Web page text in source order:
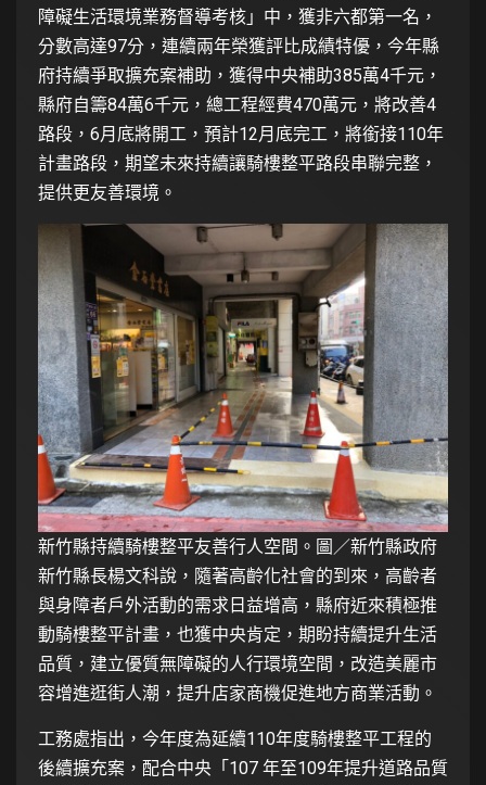
障礙生活環境業務督導考核」中，獲非六都第一名，
分數高達97分，連續兩年榮獲評比成績特優，今年縣
府持續爭取擴充案補助，獲得中央補助385萬4千元，
縣府自籌84萬6千元，總工程經費470萬元，將改善4
路段，6月底將開工，預計12月底完工，將銜接110年
計畫路段，期望未來持續讓騎樓整平路段串聯完整，
提供更友善環境。
新竹縣持續騎樓整平友善行人空間。圖／新竹縣政府
新竹縣長楊文科說，隨著高齡化社會的到來，高齡者
與身障者戶外活動的需求日益增高，縣府近來積極推
動騎樓整平計畫，也獲中央肯定，期盼持續提升生活
品質，建立優質無障礙的人行環境空間，改造美麗市
容增進逛街人潮，提升店家商機促進地方商業活動。
工務處指出，今年度為延續110年度騎樓整平工程的
後續擴充案，配合中央「107 年至109年提升道路品質